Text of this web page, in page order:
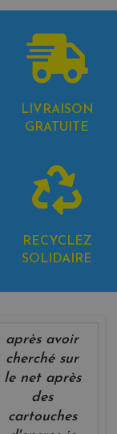
LIVRAISON
GRATUITE
RECYCLEZ
SOLIDAIRE
après avoir
cherché sur
le net après
des
cartouches